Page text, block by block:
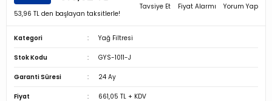
53,96 TL den başlayan taksitlerle!
Tavsiye Et Fiyat Alarmı Yorum Yap
Kategori Yağ Filtresi
Stok Kodu GYS-1011-J
Garanti Süresi 24 Ay
Fiyat 661,05 TL + KDV